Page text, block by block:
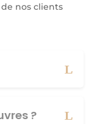
nos clients
?